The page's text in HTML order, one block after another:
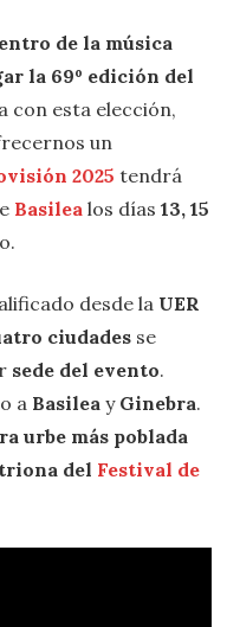
de la música
la 69º edición del
con esta elección,
un
2025 tendrá
Basilea los días 13, 15
desde la UER
ciudades se
sede del evento.
a Basilea y Ginebra.
urbe más poblada
del Festival de